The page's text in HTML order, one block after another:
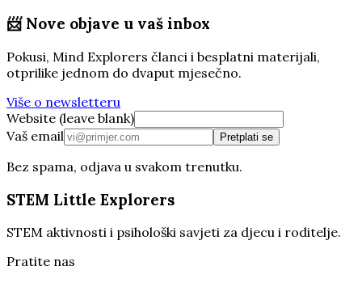
📨 Nove objave u vaš inbox
Pokusi, Mind Explorers članci i besplatni materijali,
otprilike jednom do dvaput mjesečno.
Više o newsletteru
Website (leave blank)
Vaš email
Pretplati se
Bez spama, odjava u svakom trenutku.
STEM Little Explorers
STEM aktivnosti i psihološki savjeti za djecu i roditelje.
Pratite nas